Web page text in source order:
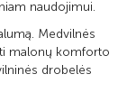
naudojimui.
Medvilnės
malonų komforto
drobelės